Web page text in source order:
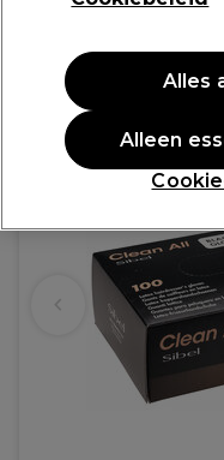
PROMOTIE
Alleen
Alles